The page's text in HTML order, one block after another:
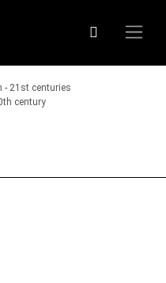
- 21st centuries
century